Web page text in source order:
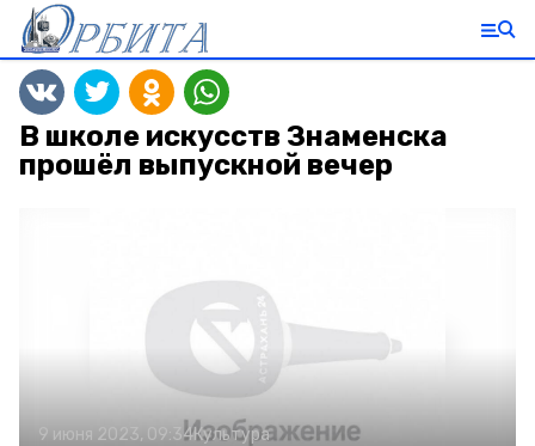
В школе искусств Знаменска
прошёл выпускной вечер
9 июня 2023, 09:34Культура